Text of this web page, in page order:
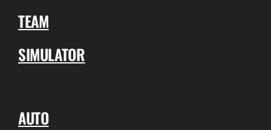
TEAM
SIMULATOR
AUTO